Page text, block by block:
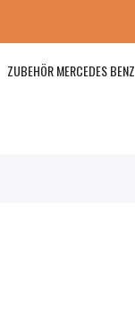
ZUBEHÖR MERCEDES BENZ